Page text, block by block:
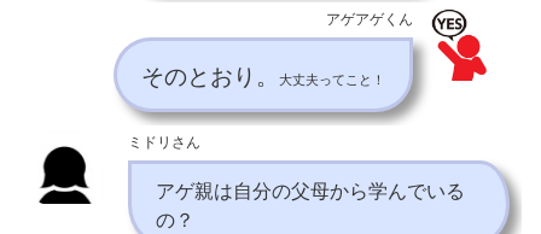
アゲアゲくん
そのとおり。 大丈夫ってこと！
ミドリさん
アゲ親は自分の父母から学んでいる
の？